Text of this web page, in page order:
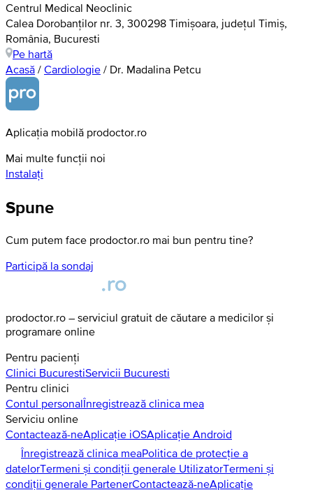
Centrul Medical Neoclinic
Calea Dorobanților nr. 3, 300298 Timișoara, județul Timiș,
România, Bucuresti
Pe hartă
Acasă / Cardiologie / Dr. Madalina Petcu
Aplicația mobilă prodoctor.ro
Mai multe funcții noi
Instalați
Spune
Cum putem face prodoctor.ro mai bun pentru tine?
Participă la sondaj
prodoctor.ro – serviciul gratuit de căutare a medicilor și
programare online
Pentru pacienți
Clinici BucurestiServicii Bucuresti
Pentru clinici
Contul personalÎnregistrează clinica mea
Serviciu online
Contactează-neAplicație iOSAplicație Android
Înregistrează clinica meaPolitica de protecție a
datelorTermeni și condiții generale UtilizatorTermeni și
condiții generale PartenerContactează-neAplicație